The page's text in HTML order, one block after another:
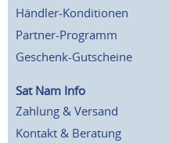
Händler-Konditionen
Partner-Programm
Geschenk-Gutscheine
Sat Nam Info
Zahlung & Versand
Kontakt & Beratung